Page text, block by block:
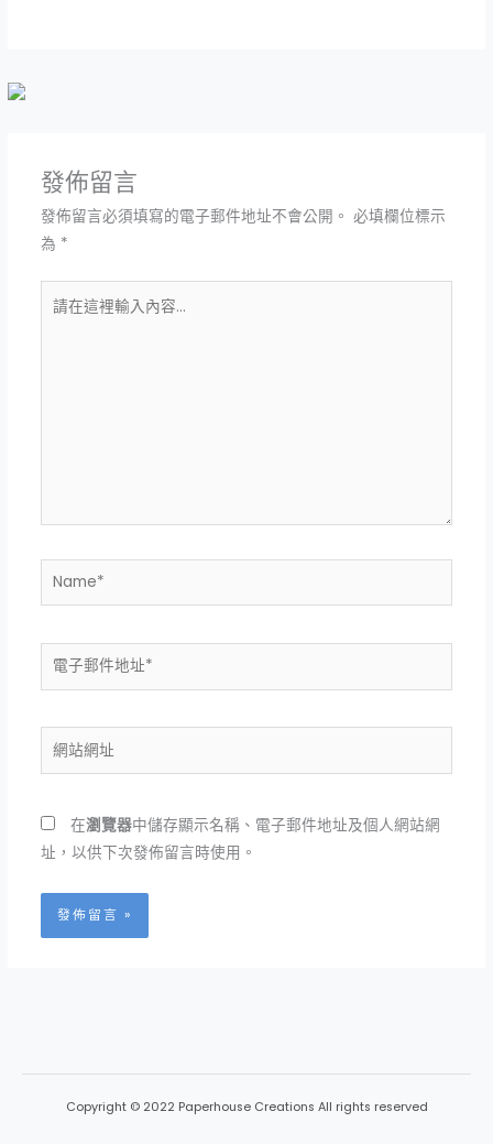
發佈留言
發佈留言必須填寫的電子郵件地址不會公開。 必填欄位標示
為 *
在
Name*
電
*
址
在瀏覽器中儲存顯示名稱、電子郵件地址及個人網站網
址，以供下次發佈留言時使用。
Copyright © 2022 Paperhouse Creations All rights reserved